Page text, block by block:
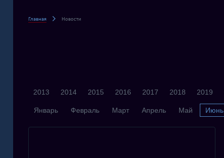
Главная Новости
2013 2014 2015 2016 2017 2018 2019
Январь Февраль Март Апрель Май Июнь